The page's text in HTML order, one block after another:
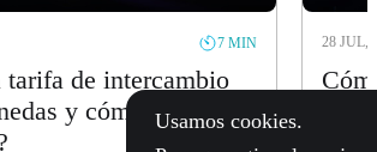
7 MIN
tarifa de intercambio
y cómo afecta tus
28 JUL,
Usamos cookies.